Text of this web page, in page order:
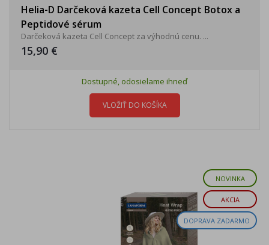
Helia-D Darčeková kazeta Cell Concept Botox a
Peptidové sérum
Darčeková kazeta Cell Concept za výhodnú cenu. ...
15,90 €
Dostupné, odosielame ihneď
VLOŽIŤ DO KOŠÍKA
NOVINKA
AKCIA
DOPRAVA ZADARMO